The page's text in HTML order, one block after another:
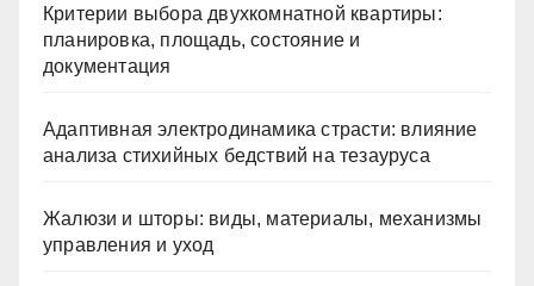
Критерии выбора двухкомнатной квартиры:
планировка, площадь, состояние и
документация
Адаптивная электродинамика страсти: влияние
анализа стихийных бедствий на тезауруса
Жалюзи и шторы: виды, материалы, механизмы
управления и уход